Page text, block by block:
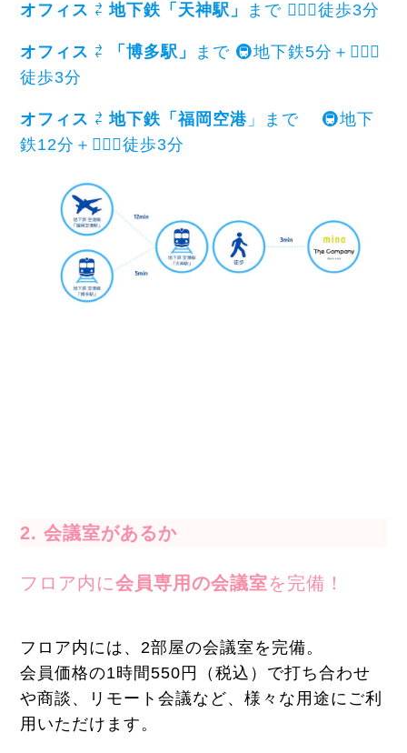
オフィス ⇄地下鉄「天神駅」 まで 🚶🏻‍♂️徒歩3分
オフィス ⇄ 「博多駅」
まで 🚇地下鉄5分＋🚶🏻‍♂️
徒歩3分
オフィス ⇄地下鉄「福岡空港 」まで 🚇地下
鉄12分＋🚶🏻‍♂️徒歩3分
2. 会議室があるか
フロア内に会員専用の会議室を完備！
フロア内には、2部屋の会議室を完備。
会員価格の1時間550円（税込）で打ち合わせ
や商談、リモート会議など、様々な用途にご利
用いただけます。